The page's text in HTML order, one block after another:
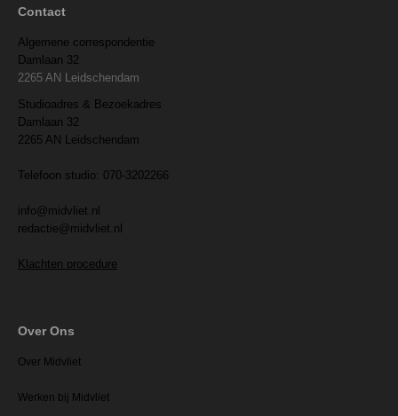
Contact
Algemene correspondentie
Damlaan 32
2265 AN Leidschendam
Studioadres & Bezoekadres
Damlaan 32
2265 AN Leidschendam
Telefoon studio: 070-3202266
info@midvliet.nl
redactie@midvliet.nl
Klachten procedure
Over Ons
Over Midvliet
Werken bij Midvliet